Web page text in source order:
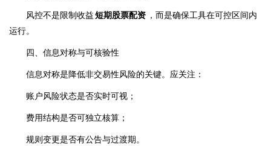
风控不是限制收益短期股票配资 ，而是确保工具在可控区间内
运行。
四、信息对称与可核验性
信息对称是降低非交易性风险的关键。应关注：
账户风险状态是否实时可视；
费用结构是否可独立核算；
规则变更是否有公告与过渡期。